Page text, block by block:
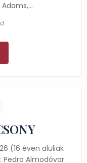
Adams,…
(16 éven aluliak
Almodóvar